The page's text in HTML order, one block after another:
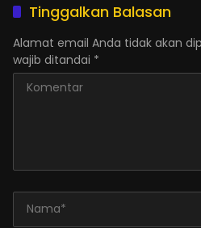
Tinggalkan Balasan
Alamat email Anda tidak akan
wajib ditandai *